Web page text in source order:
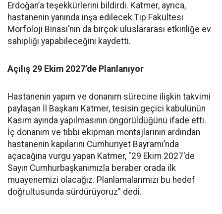
Erdoğan’a teşekkürlerini bildirdi. Katmer, ayrıca,
hastanenin yanında inşa edilecek Tıp Fakültesi
Morfoloji Binası’nın da birçok uluslararası etkinliğe ev
sahipliği yapabileceğini kaydetti.
Açılış 29 Ekim 2027’de Planlanıyor
Hastanenin yapım ve donanım sürecine ilişkin takvimi
paylaşan İl Başkanı Katmer, tesisin geçici kabulünün
Kasım ayında yapılmasının öngörüldüğünü ifade etti.
İç donanım ve tıbbi ekipman montajlarının ardından
hastanenin kapılarını Cumhuriyet Bayramı’nda
açacağına vurgu yapan Katmer, "29 Ekim 2027'de
Sayın Cumhurbaşkanımızla beraber orada ilk
muayenemizi olacağız. Planlamalarımızı bu hedef
doğrultusunda sürdürüyoruz" dedi.